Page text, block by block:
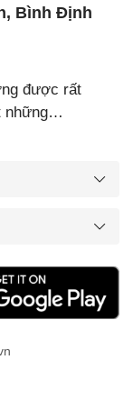
Bình Định
được rất
những…